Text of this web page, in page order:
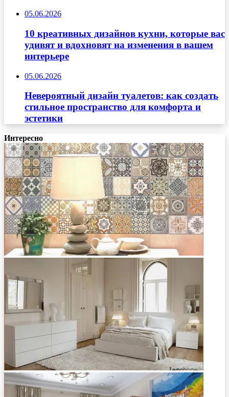
05.06.2026
10 креативных дизайнов кухни, которые вас
удивят и вдохновят на изменения в вашем
интерьере
05.06.2026
Невероятный дизайн туалетов: как создать
стильное пространство для комфорта и
эстетики
Интересно